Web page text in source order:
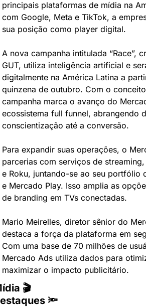
principais plataformas de mídia na
com Google, Meta e TikTok, a
sua posição como player digital.
A nova campanha intitulada “Race”,
GUT, utiliza inteligência artificial e
digitalmente na América Latina a
quinzena de outubro. Com o conceito
campanha marca o avanço do
ecossistema full funnel, abrangendo
conscientização até a conversão.
Para expandir suas operações, o
parcerias com serviços de
e Roku, juntando-se ao seu portfólio
e Mercado Play. Isso amplia as
de branding em TVs conectadas.
Mario Meirelles, diretor sênior do
destaca a força da plataforma em
Com uma base de 70 milhões de
Mercado Ads utiliza dados para
maximizar o impacto publicitário.
🎬
🔦